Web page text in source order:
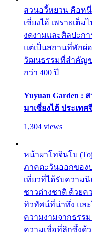
สวนอวี้หยวน คือห
เซี่ยงไฮ้ เพราะเต็
งดงามและศิลปะก
แต่เป็นสถานที่พักผ่
วัฒนธรรมที่สำคัญข
กว่า 400 ปี
Yuyuan Garden :
มาเซี่ยงไฮ้ ประเทศ
1,304 views
หน้าผาโทจินโบ
ภาคตะวันออกของ
เที่ยวที่ได้รับความ
ชาวต่างชาติ ด้วยค
ทิวทัศน์ที่น่าทึ่ง และ
ความงามจากธรร
ความเชื่อที่ลึกซึ้งด้ว